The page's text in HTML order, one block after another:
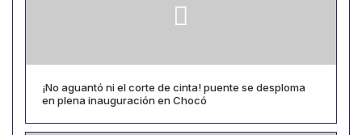
¡No aguantó ni el corte de cinta! puente se desploma
en plena inauguración en Chocó